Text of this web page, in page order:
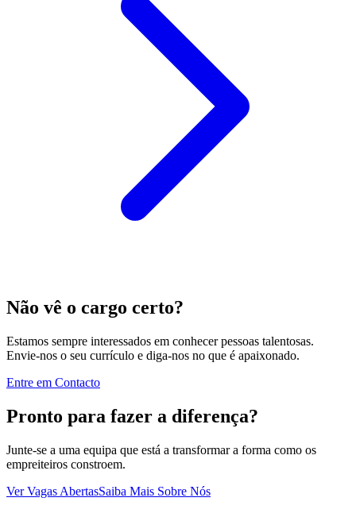
Não vê o cargo certo?
Estamos sempre interessados em conhecer pessoas talentosas.
Envie-nos o seu currículo e diga-nos no que é apaixonado.
Entre em Contacto
Pronto para fazer a diferença?
Junte-se a uma equipa que está a transformar a forma como os
empreiteiros constroem.
Ver Vagas AbertasSaiba Mais Sobre Nós